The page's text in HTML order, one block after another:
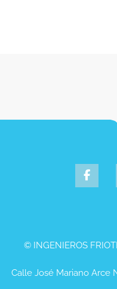
© INGENIEROS
Calle José Mariano Arce